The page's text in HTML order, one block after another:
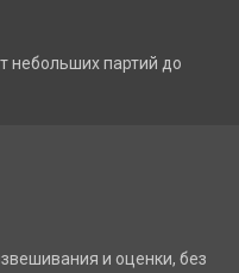
небольших партий до
и оценки, без